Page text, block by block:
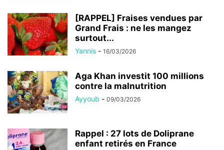
[RAPPEL] Fraises vendues par
Grand Frais : ne les mangez
surtout...
Yannis - 16/03/2026
Aga Khan investit 100 millions
contre la malnutrition
Ayyoub - 09/03/2026
Rappel : 27 lots de Doliprane
enfant retirés en France